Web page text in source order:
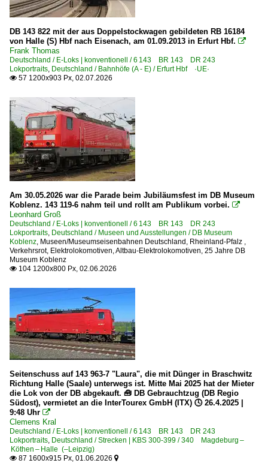
2010-08-07 Nürnberg
Deutschland
Bahnbetriebswerke
Bw Düsseldorf
Bw Erfurt (Instandhaltung)
Bw Hagen
Bw Halberstadt
Bw Halle (Saale) Instandhaltung
Bw Hamburg
Bw Leipzig Hbf Süd
Bw Lutherstadt Wittenberg
Bw Minden/Westfalen (BZA Versuchsanstalt)
Bw Seddin
Bw Weimar bis 1967
Bahnhöfe (A - E)
Aachen
Altbach
Angermünde
Ansbach
Berlin Hauptbahnhof (Lehrter Bahnhof) ·BL·
Berlin Alexanderplatz
1990
1990
1991
1992
1994
1995
1996
1997
1998
1999
2000
2000
2001
2004
2005
2006
2007
2008
2009
2010
2010
2011
DB 143 822 mit der aus Doppelstockwagen gebildeten RB 16184
von Halle (S) Hbf nach Eisenach, am 01.09.2013 in Erfurt Hbf. 
Frank Thomas
Deutschland / E-Loks | konventionell / 6 143 BR 143 DR 243
Lokportraits, Deutschland / Bahnhöfe (A - E) / Erfurt Hbf ·UE·
 57 1200x903 Px, 02.07.2026
Am 30.05.2026 war die Parade beim Jubiläumsfest im DB Museum
Koblenz. 143 119-6 nahm teil und rollt am Publikum vorbei. 
Leonhard Groß
Deutschland / E-Loks | konventionell / 6 143 BR 143 DR 243
Lokportraits, Deutschland / Museen und Ausstellungen / DB Museum
Koblenz, Museen/Museumseisenbahnen Deutschland , Rheinland-Pfalz ,
Verkehrsrot, Elektrolokomotiven,Altbau-Elektrolokomotiven, 25 Jahre DB
Museum Koblenz
 104 1200x800 Px, 02.06.2026
Seitenschuss auf 143 963-7 "Laura", die mit Dünger in Braschwitz
Richtung Halle (Saale) unterwegs ist. Mitte Mai 2025 hat der Mieter
die Lok von der DB abgekauft. 🧰 DB Gebrauchtzug (DB Regio
Südost), vermietet an die InterTourex GmbH (ITX) 🕓 26.4.2025 |
9:48 Uhr 
Clemens Kral
Deutschland / E-Loks | konventionell / 6 143 BR 143 DR 243
Lokportraits, Deutschland / Strecken | KBS 300-399 / 340 Magdeburg –
Köthen – Halle (–Leipzig)
 87 1600x915 Px, 01.06.2026 